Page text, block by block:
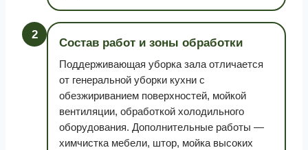
2
Состав работ и зоны обработки
Поддерживающая уборка зала отличается
от генеральной уборки кухни с
обезжириванием поверхностей, мойкой
вентиляции, обработкой холодильного
оборудования. Дополнительные работы —
химчистка мебели, штор, мойка высоких